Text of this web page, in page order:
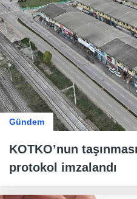
Gündem
KOTKO’nun
protokol imzalandı